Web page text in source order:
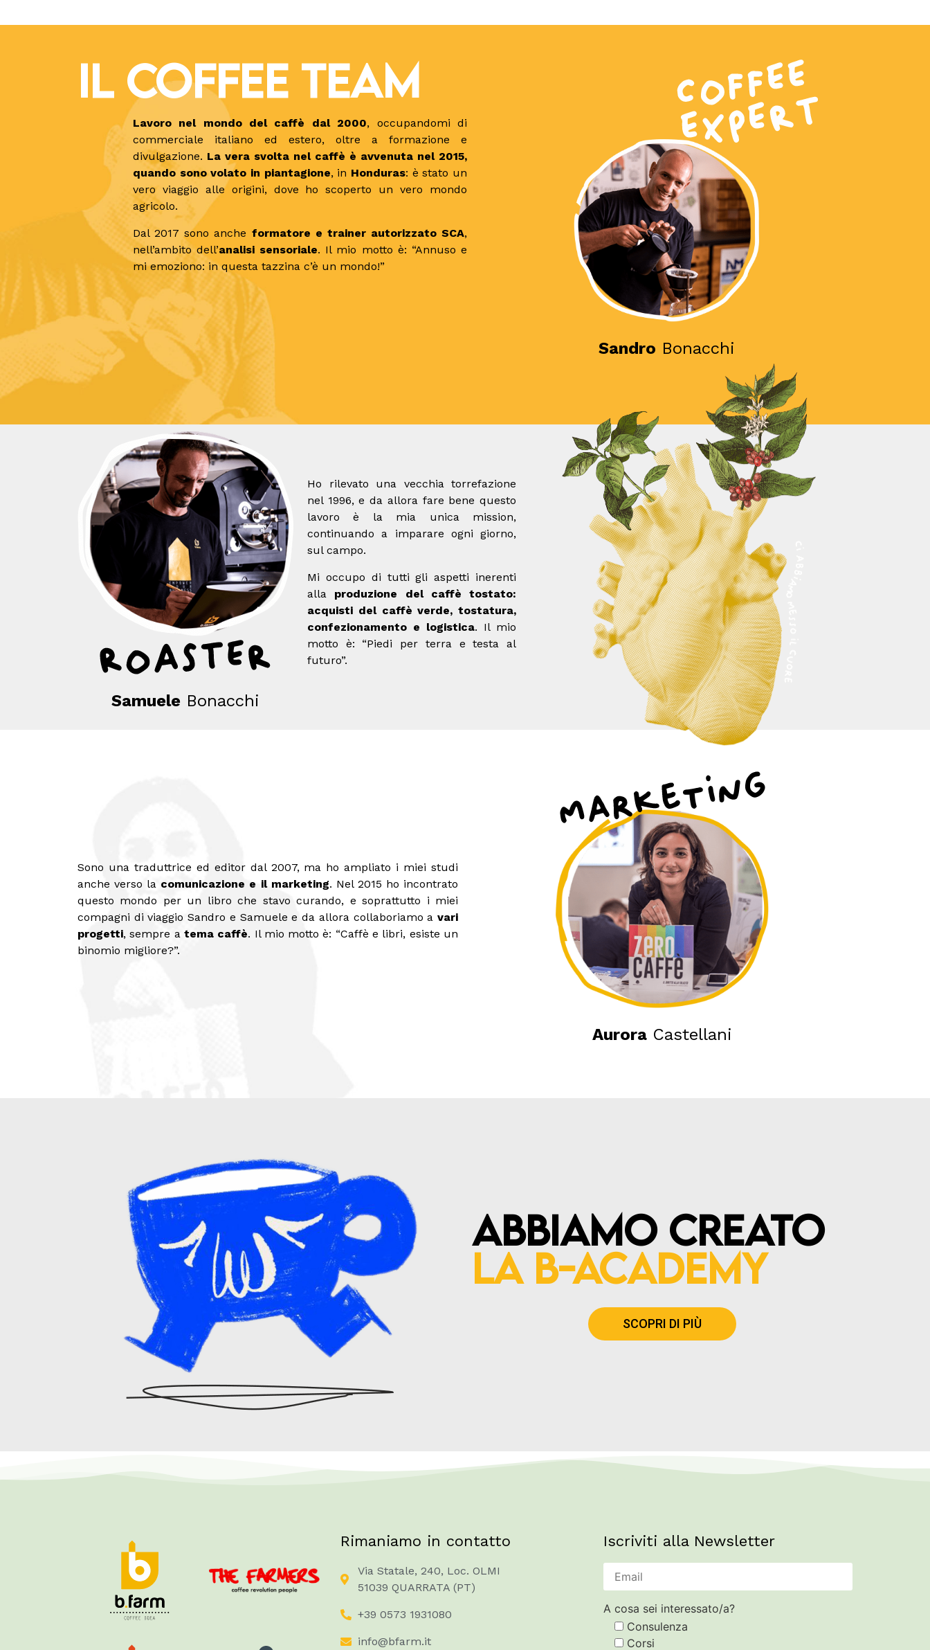
IL COFFEE TEAM
Lavoro nel mondo del caffè dal 2000, occupandomi di
commerciale italiano ed estero, oltre a formazione e
divulgazione. La vera svolta nel caffè è avvenuta nel 2015,
quando sono volato in piantagione, in Honduras: è stato un
vero viaggio alle origini, dove ho scoperto un vero mondo
agricolo.
Dal 2017 sono anche formatore e trainer autorizzato SCA,
nell’ambito dell’analisi sensoriale. Il mio motto è: “Annuso e
mi emoziono: in questa tazzina c’è un mondo!”
Sandro Bonacchi
Samuele Bonacchi
Ho rilevato una vecchia torrefazione
nel 1996, e da allora fare bene questo
lavoro è la mia unica mission,
continuando a imparare ogni giorno,
sul campo.
Mi occupo di tutti gli aspetti inerenti
alla produzione del caffè tostato:
acquisti del caffè verde, tostatura,
confezionamento e logistica. Il mio
motto è: “Piedi per terra e testa al
futuro”.
Sono una traduttrice ed editor dal 2007, ma ho ampliato i miei studi
anche verso la comunicazione e il marketing. Nel 2015 ho incontrato
questo mondo per un libro che stavo curando, e soprattutto i miei
compagni di viaggio Sandro e Samuele e da allora collaboriamo a vari
progetti, sempre a tema caffè. Il mio motto è: “Caffè e libri, esiste un
binomio migliore?”.
Aurora Castellani
Abbiamo creato
la B-Academy
SCOPRI DI PIÙ
Rimaniamo in contatto
Via Statale, 240, Loc. OLMI
51039 QUARRATA (PT)
+39 0573 1931080
info@bfarm.it
Iscriviti alla Newsletter
A cosa sei interessato/a?
Consulenza
Corsi